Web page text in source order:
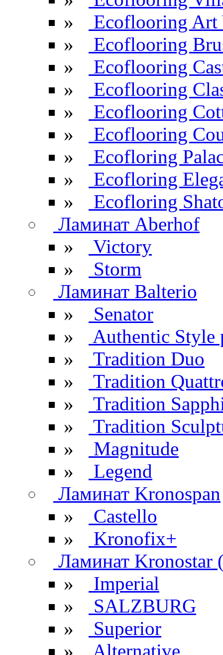
»
Ecoflooring Art
»
Ecoflooring
»
Ecoflooring
»
Ecoflooring
»
Ecoflooring
»
Ecoflooring
»
Ecofloring
»
Ecofloring
»
Ecofloring
Ламинат Aberhof
»
Victory
»
Storm
Ламинат Balterio
»
Senator
»
Authentic Style
»
Tradition Duo
»
Tradition
»
Tradition
»
Tradition
»
Magnitude
»
Legend
Ламинат Kronospan
»
Castello
»
Kronofix+
Ламинат Kronostar
»
Imperial
»
SALZBURG
»
Superior